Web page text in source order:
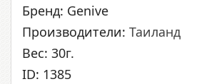
Бренд: Genive
Производители: Таиланд
Вес: 30г.
ID: 1385